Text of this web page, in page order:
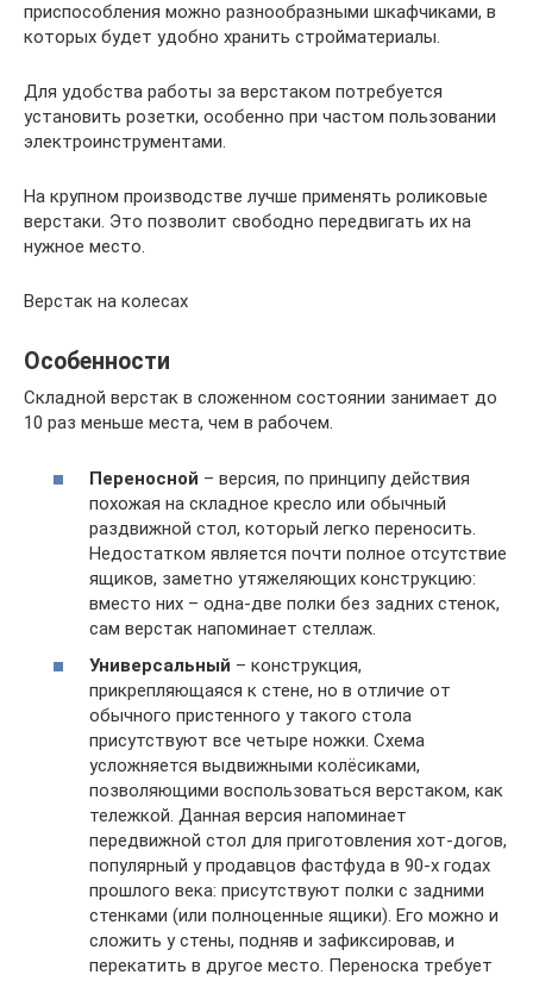
приспособления можно разнообразными шкафчиками, в
которых будет удобно хранить стройматериалы.
Для удобства работы за верстаком потребуется
установить розетки, особенно при частом пользовании
электроинструментами.
На крупном производстве лучше применять роликовые
верстаки. Это позволит свободно передвигать их на
нужное место.
Верстак на колесах
Особенности
Складной верстак в сложенном состоянии занимает до
10 раз меньше места, чем в рабочем.
Переносной – версия, по принципу действия
похожая на складное кресло или обычный
раздвижной стол, который легко переносить.
Недостатком является почти полное отсутствие
ящиков, заметно утяжеляющих конструкцию:
вместо них – одна-две полки без задних стенок,
сам верстак напоминает стеллаж.
Универсальный – конструкция,
прикрепляющаяся к стене, но в отличие от
обычного пристенного у такого стола
присутствуют все четыре ножки. Схема
усложняется выдвижными колёсиками,
позволяющими воспользоваться верстаком, как
тележкой. Данная версия напоминает
передвижной стол для приготовления хот-догов,
популярный у продавцов фастфуда в 90-х годах
прошлого века: присутствуют полки с задними
стенками (или полноценные ящики). Его можно и
сложить у стены, подняв и зафиксировав, и
перекатить в другое место. Переноска требует